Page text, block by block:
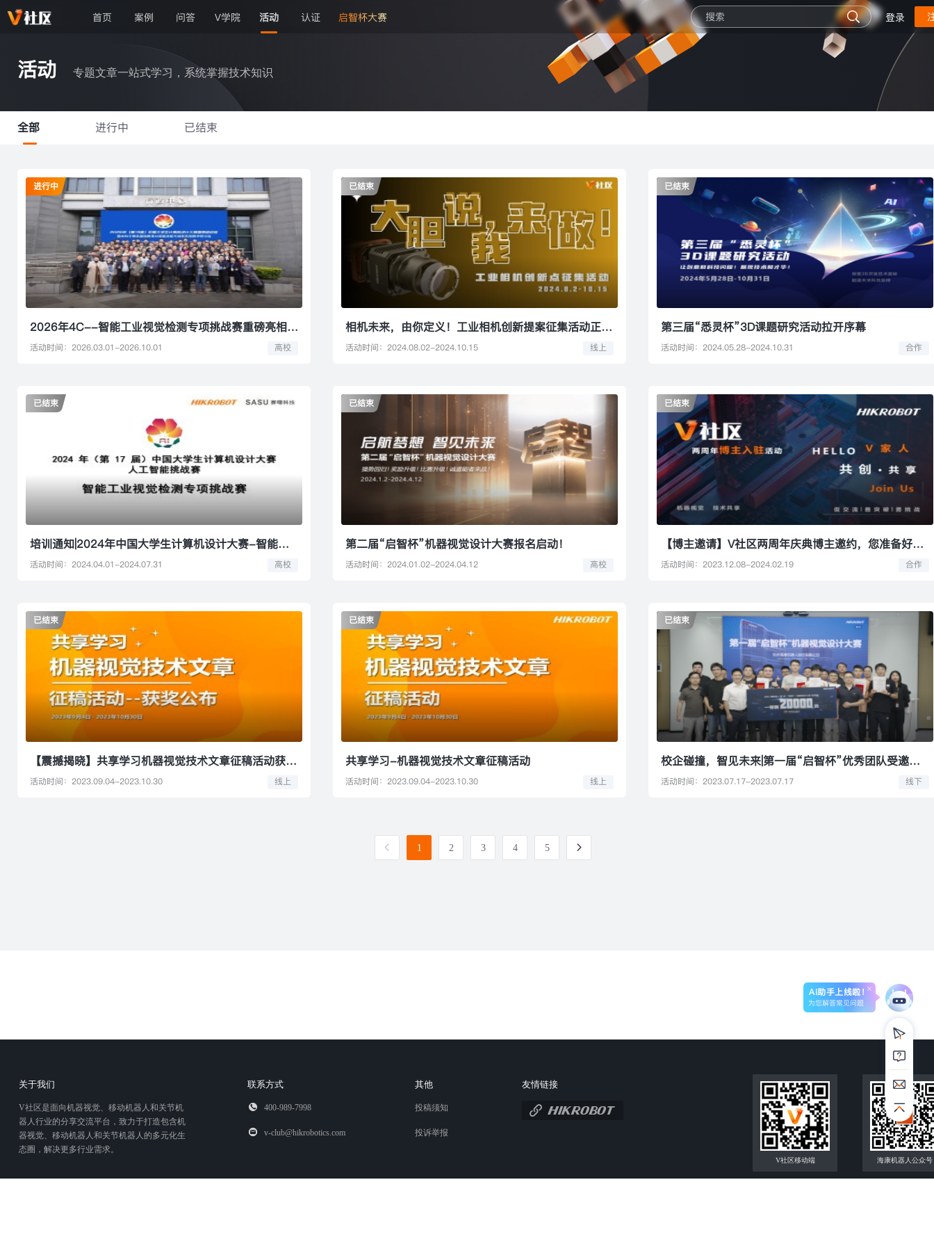
首页 案例 问答 V学院 活动 认证 启智杯大赛 登录
活动 专题文章一站式学习，系统掌握技术知识
全部 进行中 已结束
进行中
2026年4C--智能工业视觉检测专项挑战赛重磅亮相，海康机器人携手打造工业视觉人才实践舞台
活动时间：2026.03.01-2026.10.01 高校
已结束
相机未来，由你定义！工业相机创新提案征集活动正式开启！
活动时间：2024.08.02-2024.10.15 线上
已结束
第三届“悉灵杯”3D课题研究活动拉开序幕
活动时间：2024.05.28-2024.10.31 合作
已结束
培训通知|2024年中国大学生计算机设计大赛-智能工业视觉专项挑战赛线上首期培训
活动时间：2024.04.01-2024.07.31 高校
已结束
第二届“启智杯”机器视觉设计大赛报名启动！
活动时间：2024.01.02-2024.04.12 高校
已结束
【博主邀请】V社区两周年庆典博主邀约，您准备好了吗？
活动时间：2023.12.08-2024.02.19 合作
已结束
【震撼揭晓】共享学习机器视觉技术文章征稿活动获奖结果公布
活动时间：2023.09.04-2023.10.30 线上
已结束
共享学习-机器视觉技术文章征稿活动
活动时间：2023.09.04-2023.10.30 线上
已结束
校企碰撞，智见未来|第一届“启智杯”优秀团队受邀来访海康机器人总部
活动时间：2023.07.17-2023.07.17 线下
1 2 3 4 5
Ai助手上线啦！
为您解答常见问题
关于我们
V社区是面向机器视觉、移动机器人和关节机
器人行业的分享交流平台，致力于打造包含机
器视觉、移动机器人和关节机器人的多元化生
态圈，解决更多行业需求。
联系方式
400-989-7998
v-club@hikrobotics.com
其他
投稿须知
投诉举报
友情链接
V社区移动端 海康机器人公众号